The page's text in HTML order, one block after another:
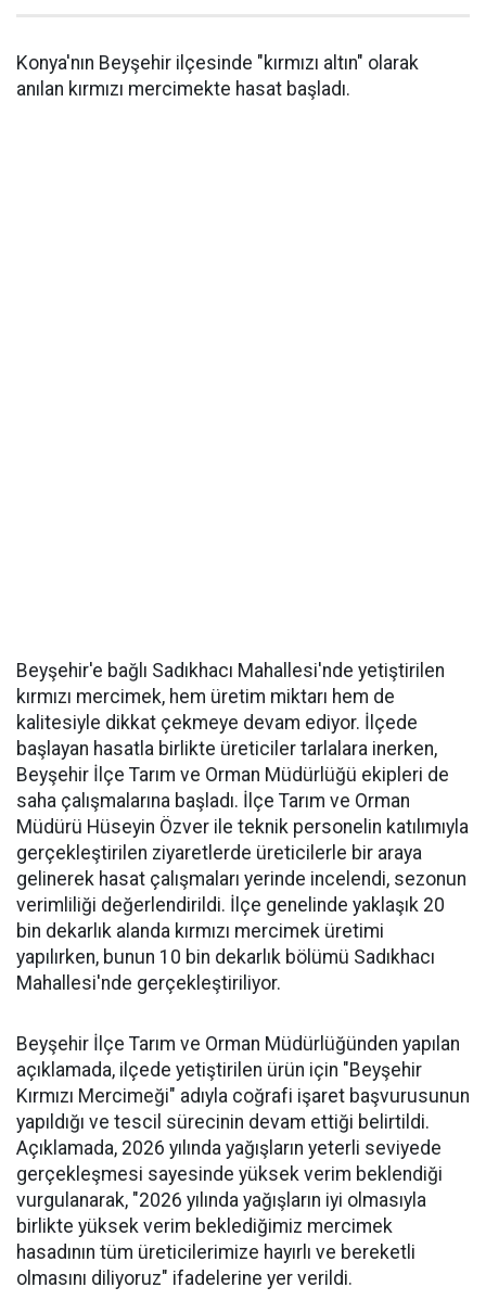
Konya'nın Beyşehir ilçesinde "kırmızı altın" olarak
anılan kırmızı mercimekte hasat başladı.
Beyşehir'e bağlı Sadıkhacı Mahallesi'nde yetiştirilen
kırmızı mercimek, hem üretim miktarı hem de
kalitesiyle dikkat çekmeye devam ediyor. İlçede
başlayan hasatla birlikte üreticiler tarlalara inerken,
Beyşehir İlçe Tarım ve Orman Müdürlüğü ekipleri de
saha çalışmalarına başladı. İlçe Tarım ve Orman
Müdürü Hüseyin Özver ile teknik personelin katılımıyla
gerçekleştirilen ziyaretlerde üreticilerle bir araya
gelinerek hasat çalışmaları yerinde incelendi, sezonun
verimliliği değerlendirildi. İlçe genelinde yaklaşık 20
bin dekarlık alanda kırmızı mercimek üretimi
yapılırken, bunun 10 bin dekarlık bölümü Sadıkhacı
Mahallesi'nde gerçekleştiriliyor.
Beyşehir İlçe Tarım ve Orman Müdürlüğünden yapılan
açıklamada, ilçede yetiştirilen ürün için "Beyşehir
Kırmızı Mercimeği" adıyla coğrafi işaret başvurusunun
yapıldığı ve tescil sürecinin devam ettiği belirtildi.
Açıklamada, 2026 yılında yağışların yeterli seviyede
gerçekleşmesi sayesinde yüksek verim beklendiği
vurgulanarak, "2026 yılında yağışların iyi olmasıyla
birlikte yüksek verim beklediğimiz mercimek
hasadının tüm üreticilerimize hayırlı ve bereketli
olmasını diliyoruz" ifadelerine yer verildi.